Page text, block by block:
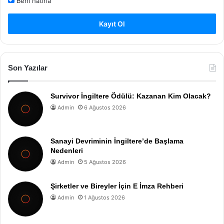
Kayıt Ol
Son Yazılar
Survivor İngiltere Ödülü: Kazanan Kim Olacak?
Admin 6 Ağustos 2026
Sanayi Devriminin İngiltere’de Başlama
Nedenleri
Admin 5 Ağustos 2026
Şirketler ve Bireyler İçin E İmza Rehberi
Admin 1 Ağustos 2026